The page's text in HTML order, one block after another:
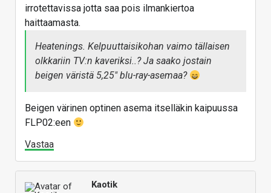
irrotettavissa jotta saa pois ilmankiertoa
haittaamasta.
Heatenings. Kelpuuttaisikohan vaimo tällaisen
olkkariin TV:n kaveriksi..? Ja saako jostain
beigen väristä 5,25" blu-ray-asemaa?
Beigen värinen optinen asema itselläkin kaipuussa
FLP02:een
Vastaa
Kaotik